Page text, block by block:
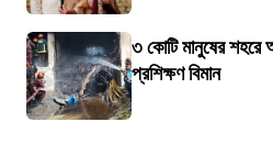
৩ কোটি মানুষের শহরে
প্রশিক্ষণ বিমান